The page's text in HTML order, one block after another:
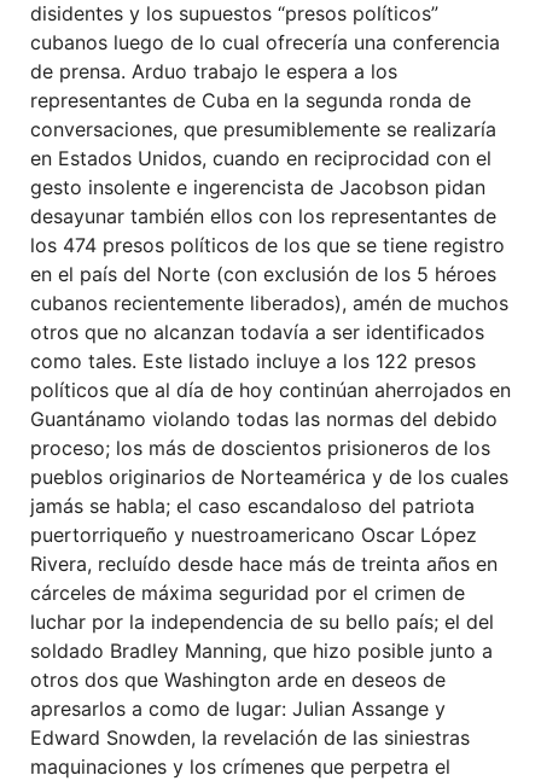
disidentes y los supuestos “presos políticos”
cubanos luego de lo cual ofrecería una conferencia
de prensa. Arduo trabajo le espera a los
representantes de Cuba en la segunda ronda de
conversaciones, que presumiblemente se realizaría
en Estados Unidos, cuando en reciprocidad con el
gesto insolente e ingerencista de Jacobson pidan
desayunar también ellos con los representantes de
los 474 presos políticos de los que se tiene registro
en el país del Norte (con exclusión de los 5 héroes
cubanos recientemente liberados), amén de muchos
otros que no alcanzan todavía a ser identificados
como tales. Este listado incluye a los 122 presos
políticos que al día de hoy continúan aherrojados en
Guantánamo violando todas las normas del debido
proceso; los más de doscientos prisioneros de los
pueblos originarios de Norteamérica y de los cuales
jamás se habla; el caso escandaloso del patriota
puertorriqueño y nuestroamericano Oscar López
Rivera, recluído desde hace más de treinta años en
cárceles de máxima seguridad por el crimen de
luchar por la independencia de su bello país; el del
soldado Bradley Manning, que hizo posible junto a
otros dos que Washington arde en deseos de
apresarlos a como de lugar: Julian Assange y
Edward Snowden, la revelación de las siniestras
maquinaciones y los crímenes que perpetra el